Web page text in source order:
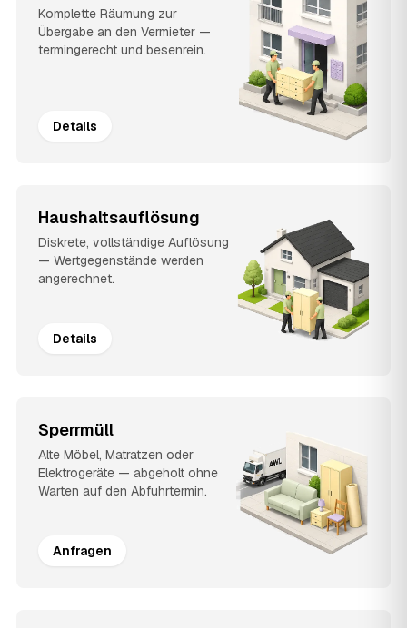
Komplette Räumung zur
Übergabe an den Vermieter —
termingerecht und besenrein.
Details
Haushaltsauflösung
Diskrete, vollständige Auflösung
— Wertgegenstände werden
angerechnet.
Details
Sperrmüll
Alte Möbel, Matratzen oder
Elektrogeräte — abgeholt ohne
Warten auf den Abfuhrtermin.
Anfragen